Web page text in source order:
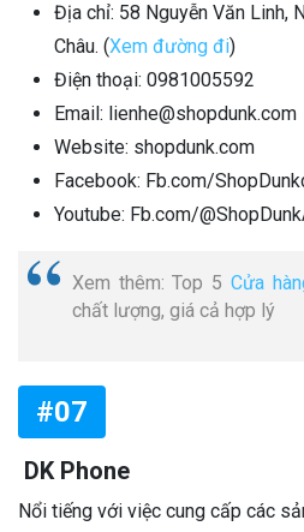
Địa chỉ: 58 Nguyễn Văn Linh,
Châu. (Xem đường đi)
Điện thoại: 0981005592
Email: lienhe@shopdunk.com
Website: shopdunk.com
Facebook: Fb.com/
Youtube: Fb.com/
Xem thêm: Top 5 Cửa
chất lượng, giá cả hợp lý
#07
DK Phone
Nổi tiếng với việc cung cấp các